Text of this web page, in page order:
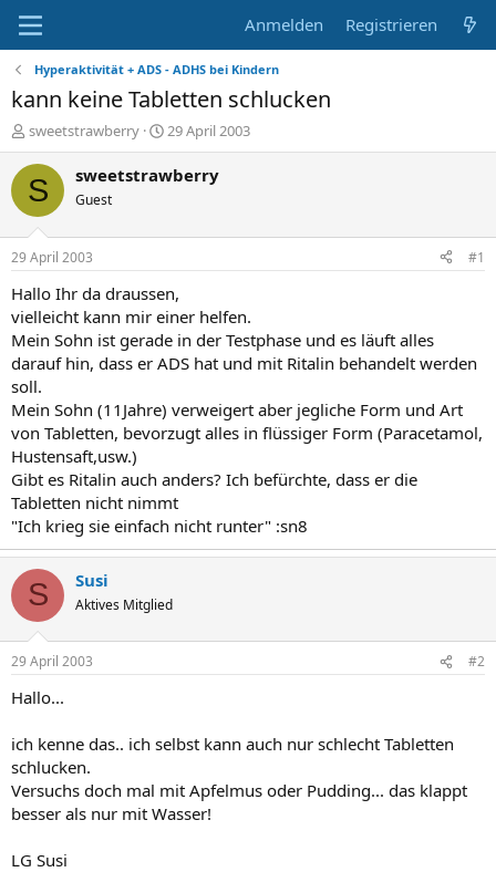
Anmelden Registrieren
Hyperaktivität + ADS - ADHS bei Kindern
kann keine Tabletten schlucken
E
r
s
t
e
r
sweetstrawberry
E
r
s
t
a
m
29 April 2003
S sweetstrawberry
Guest
29 April 2003 #1
Hallo Ihr da draussen,
vielleicht kann mir einer helfen.
Mein Sohn ist gerade in der Testphase und es läuft alles
darauf hin, dass er ADS hat und mit Ritalin behandelt werden
soll.
Mein Sohn (11Jahre) verweigert aber jegliche Form und Art
von Tabletten, bevorzugt alles in flüssiger Form (Paracetamol,
Hustensaft,usw.)
Gibt es Ritalin auch anders? Ich befürchte, dass er die
Tabletten nicht nimmt
"Ich krieg sie einfach nicht runter" :sn8
S Susi
Aktives Mitglied
29 April 2003 #2
Hallo...
ich kenne das.. ich selbst kann auch nur schlecht Tabletten
schlucken.
Versuchs doch mal mit Apfelmus oder Pudding... das klappt
besser als nur mit Wasser!
LG Susi